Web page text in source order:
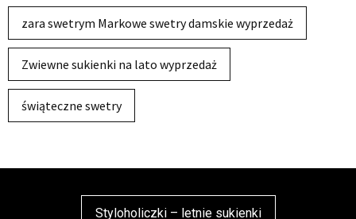
zara swetrym Markowe swetry damskie wyprzedaż
Zwiewne sukienki na lato wyprzedaż
świąteczne swetry
Styloholiczki – letnie sukienki